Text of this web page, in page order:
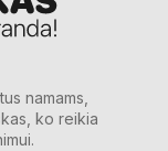
namams,
ko reikia